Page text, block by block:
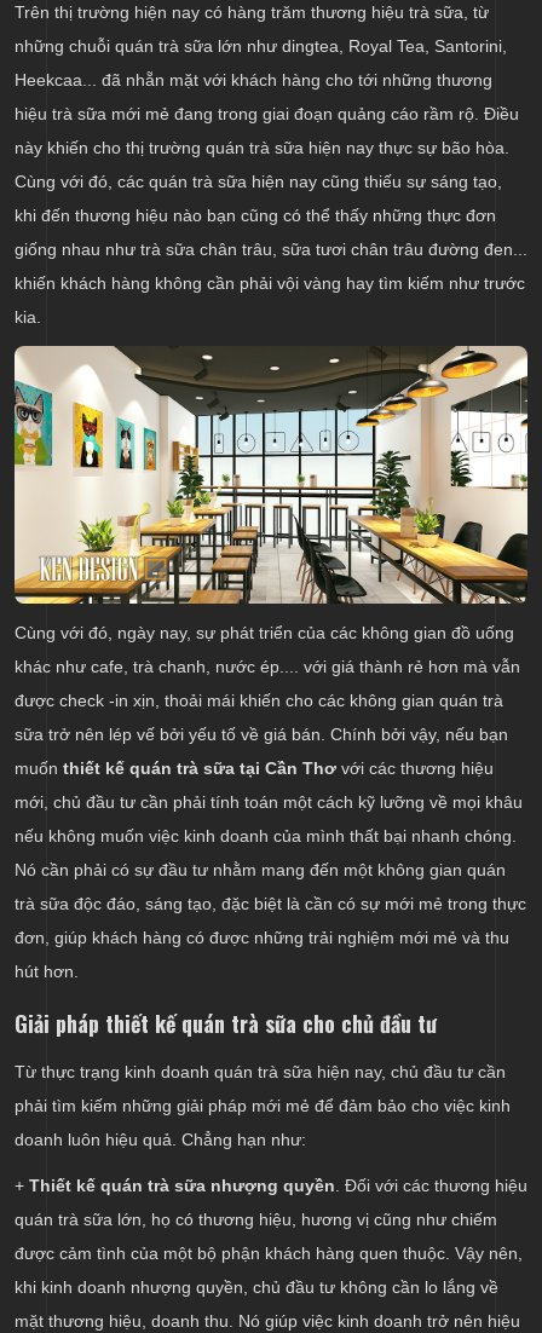
Trên thị trường hiện nay có hàng trăm thương hiệu trà sữa, từ
những chuỗi quán trà sữa lớn như dingtea, Royal Tea, Santorini,
Heekcaa... đã nhẵn mặt với khách hàng cho tới những thương
hiệu trà sữa mới mẻ đang trong giai đoạn quảng cáo rầm rộ. Điều
này khiến cho thị trường quán trà sữa hiện nay thực sự bão hòa.
Cùng với đó, các quán trà sữa hiện nay cũng thiếu sự sáng tạo,
khi đến thương hiệu nào bạn cũng có thể thấy những thực đơn
giống nhau như trà sữa chân trâu, sữa tươi chân trâu đường đen...
khiến khách hàng không cần phải vội vàng hay tìm kiếm như trước
kia.
Cùng với đó, ngày nay, sự phát triển của các không gian đồ uống
khác như cafe, trà chanh, nước ép.... với giá thành rẻ hơn mà vẫn
được check -in xịn, thoải mái khiến cho các không gian quán trà
sữa trở nên lép vế bởi yếu tố về giá bán. Chính bởi vậy, nếu bạn
muốn thiết kế quán trà sữa tại Cần Thơ với các thương hiệu
mới, chủ đầu tư cần phải tính toán một cách kỹ lưỡng về mọi khâu
nếu không muốn việc kinh doanh của mình thất bại nhanh chóng.
Nó cần phải có sự đầu tư nhằm mang đến một không gian quán
trà sữa độc đáo, sáng tạo, đặc biệt là cần có sự mới mẻ trong thực
đơn, giúp khách hàng có được những trải nghiệm mới mẻ và thu
hút hơn.
Giải pháp thiết kế quán trà sữa cho chủ đầu tư
Từ thực trạng kinh doanh quán trà sữa hiện nay, chủ đầu tư cần
phải tìm kiếm những giải pháp mới mẻ để đảm bảo cho việc kinh
doanh luôn hiệu quả. Chẳng hạn như:
+ Thiết kế quán trà sữa nhượng quyền . Đối với các thương hiệu
quán trà sữa lớn, họ có thương hiệu, hương vị cũng như chiếm
được cảm tình của một bộ phận khách hàng quen thuộc. Vậy nên,
khi kinh doanh nhượng quyền, chủ đầu tư không cần lo lắng về
mặt thương hiệu, doanh thu. Nó giúp việc kinh doanh trở nên hiệu